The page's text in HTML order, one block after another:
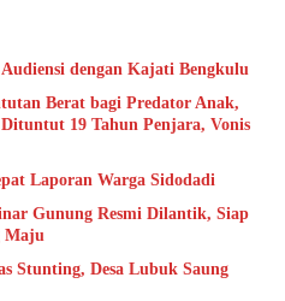
dengan Kajati Bengkulu
Berat bagi Predator Anak,
19 Tahun Penjara, Vonis
Laporan Warga Sidodadi
Gunung Resmi Dilantik, Siap
Maju
Stunting, Desa Lubuk Saung